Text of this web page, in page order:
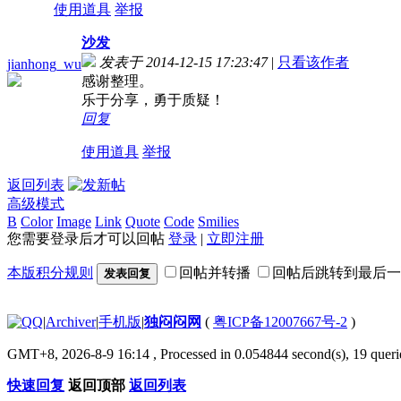
使用道具 举报
jianhong_wu
沙发
发表于 2014-12-15 17:23:47 | 只看该作者
感谢整理。
乐于分享，勇于质疑！
回复
使用道具 举报
返回列表
高级模式
B Color Image Link Quote Code Smilies
您需要登录后才可以回帖 登录 | 立即注册
本版积分规则 发表回复 回帖并转播 回帖后跳转到最后
|Archiver|手机版|独闷闷网 ( 粤ICP备12007667号-2 )
GMT+8, 2026-8-9 16:14 , Processed in 0.054844 second(s), 19
快速回复 返回顶部 返回列表